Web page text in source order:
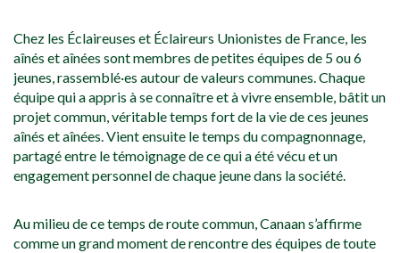
Chez les Éclaireuses et Éclaireurs Unionistes de France, les
aînés et aînées sont membres de petites équipes de 5 ou 6
jeunes, rassemblé·es autour de valeurs communes. Chaque
équipe qui a appris à se connaître et à vivre ensemble, bâtit un
projet commun, véritable temps fort de la vie de ces jeunes
aînés et aînées. Vient ensuite le temps du compagnonnage,
partagé entre le témoignage de ce qui a été vécu et un
engagement personnel de chaque jeune dans la société.
Au milieu de ce temps de route commun, Canaan s’affirme
comme un grand moment de rencontre des équipes de toute